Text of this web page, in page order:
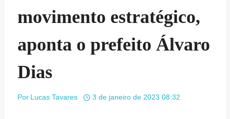
movimento estratégico,
aponta o prefeito Álvaro
Dias
Por Lucas Tavares 3 de janeiro de 2023 08:32